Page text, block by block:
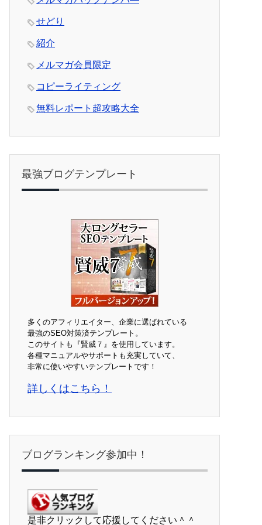
せどり
紹介
メルマガ会員限定
コピーライティング
無料レポート超攻略大全
最強ブログテンプレート
多くのアフィリエイター、企業に選ばれている
最強のSEO対策済テンプレート。
このサイトも『賢威７』を使用しています。
各種マニュアルやサポートも充実していて、
非常に使いやすいテンプレートです！
詳しくはこちら！
ブログランキング参加中！
是非クリックして応援してください＾＾